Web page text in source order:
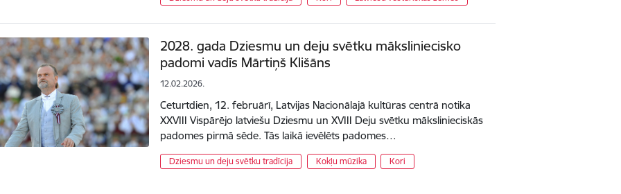
2028. gada Dziesmu un deju svētku māksliniecisko
padomi vadīs Mārtiņš Klišāns
12.02.2026.
Ceturtdien, 12. februārī, Latvijas Nacionālajā kultūras centrā notika
XXVIII Vispārējo latviešu Dziesmu un XVIII Deju svētku mākslinieciskās
padomes pirmā sēde. Tās laikā ievēlēts padomes…
Dziesmu un deju svētku tradīcija Kokļu mūzika Kori